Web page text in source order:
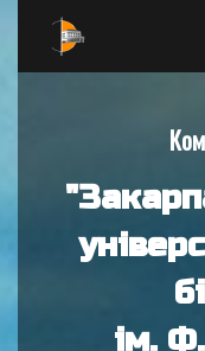
ім.